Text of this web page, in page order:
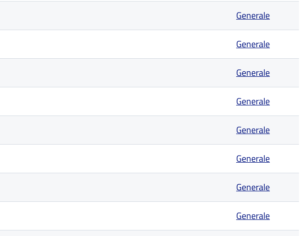
Generale
Generale
Generale
Generale
Generale
Generale
Generale
Generale